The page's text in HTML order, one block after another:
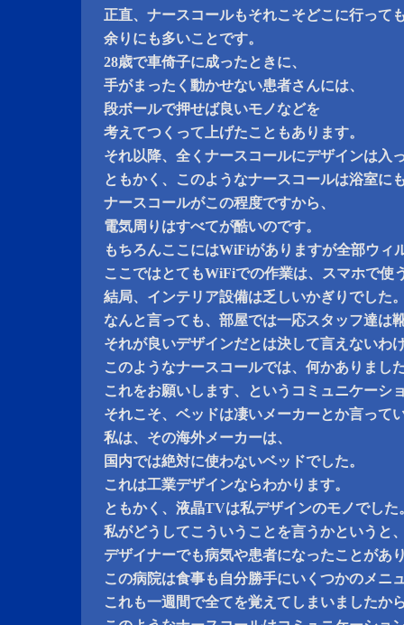
正直、ナースコールもそれこそどこに行って
余りにも多いことです。
28歳で車倚子に成ったときに、
手がまったく動かせない患者さんには、
段ボールで押せば良いモノなどを
考えてつくって上げたこともあります。
それ以降、全くナースコールにデザインは入
ともかく、このようなナースコールは浴室に
ナースコールがこの程度ですから、
電気周りはすべてが酷いのです。
もちろんここにはWiFiがありますが全部ウィ
ここではとてもWiFiでの作業は、スマホで使
結局、インテリア設備は乏しいかぎりでした
なんと言っても、部屋では一応スタッフ達は
それが良いデザインだとは決して言えないわ
このようなナースコールでは、何かありまし
これをお願いします、というコミュニケーシ
それこそ、ベッドは凄いメーカーとか言って
私は、その海外メーカーは、
国内では絶対に使わないベッドでした。
これは工業デザインならわかります。
ともかく、液晶TVは私デザインのモノでした
私がどうしてこういうことを言うかというと
デザイナーでも病気や患者になったことがあ
この病院は食事も自分勝手にいくつかのメニ
これも一週間で全てを覚えてしまいましたか